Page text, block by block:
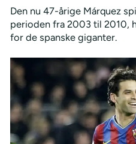
Den nu 47-årige Márquez
perioden fra 2003 til 2010,
for de spanske giganter.